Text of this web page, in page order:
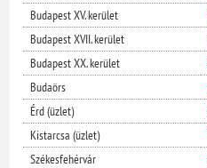
Budapest XV. kerület
Budapest XVII. kerület
Budapest XX. kerület
Budaörs
Érd (üzlet)
Kistarcsa (üzlet)
Székesfehérvár